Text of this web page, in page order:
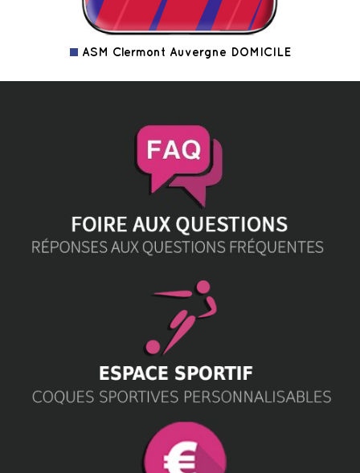
ASM Clermont Auvergne DOMICILE